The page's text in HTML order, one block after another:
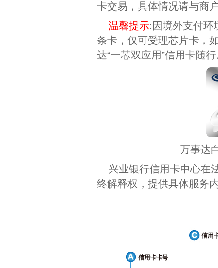
卡交易，具体情况请与商
温馨提示:因境外支付环
条卡，仅可受理芯片卡，
达“一芯双应用”信用卡随
万事达
兴业银行信用卡中心在
终解释权，提供具体服务